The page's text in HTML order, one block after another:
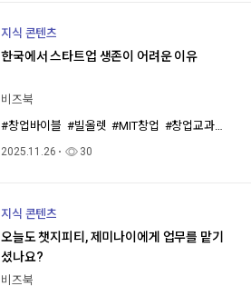
지식 콘텐츠
한국에서 스타트업 생존이 어려운 이유
비즈북
#창업바이블 #빌올렛 #MIT창업 #창업교과서
2025.11.26 30
지식 콘텐츠
오늘도 챗지피티, 제미나이에게 업무를 맡기
셨나요?
비즈북